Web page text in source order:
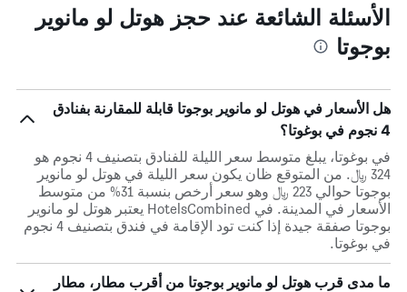
الأسئلة الشائعة عند حجز هوتل لو مانوير
بوجوتا
هل الأسعار في هوتل لو مانوير بوجوتا قابلة للمقارنة بفنادق
4 نجوم في بوغوتا؟
في بوغوتا، يبلغ متوسط ​​سعر الليلة للفنادق بتصنيف 4 نجوم هو
324 ﷼. من المتوقع ظان يكون سعر الليلة في هوتل لو مانوير
بوجوتا حوالي 223 ﷼ وهو سعر أرخص بنسبة 31% من متوسط
الأسعار في المدينة. في HotelsCombined يعتبر هوتل لو مانوير
بوجوتا صفقة جيدة إذا كنت تود الإقامة في فندق بتصنيف 4 نجوم
في بوغوتا.
ما مدى قرب هوتل لو مانوير بوجوتا من أقرب مطار، مطار